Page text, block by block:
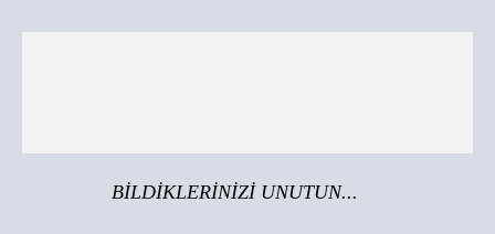
BİLDİKLERİNİZİ UNUTUN...